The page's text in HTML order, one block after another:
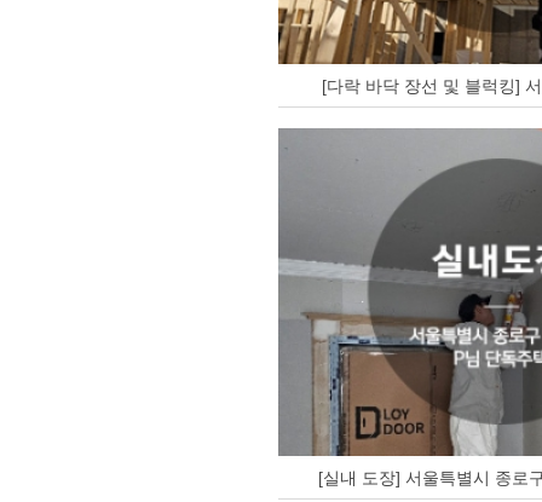
[다락 바닥 장선 및 블럭킹]
[실내 도장] 서울특별시 종로